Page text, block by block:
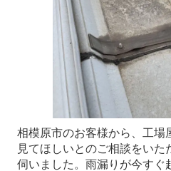
相模原市のお客様から、工場
見てほしいとのご相談をいた
伺いました。雨漏りが今すぐ